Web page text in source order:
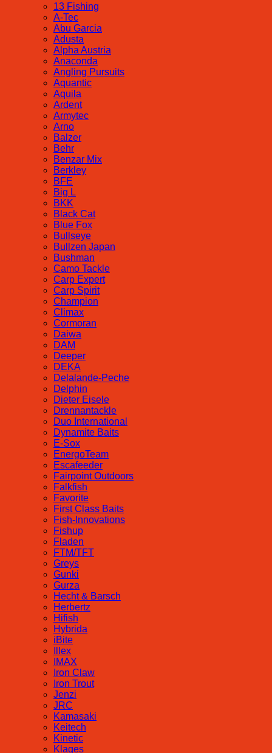
13 Fishing
A-Tec
Abu Garcia
Adusta
Alpha Austria
Anaconda
Angling Pursuits
Aquantic
Aquila
Ardent
Armytec
Arno
Balzer
Behr
Benzar Mix
Berkley
BFE
Big L
BKK
Black Cat
Blue Fox
Bullseye
Bullzen Japan
Bushman
Camo Tackle
Carp Expert
Carp Spirit
Champion
Climax
Cormoran
Daiwa
DAM
Deeper
DEKA
Delalande-Peche
Delphin
Dieter Eisele
Drennantackle
Duo International
Dynamite Baits
E-Sox
EnergoTeam
Escafeeder
Fairpoint Outdoors
Falkfish
Favorite
First Class Baits
Fish-Innovations
Fishup
Fladen
FTM/TFT
Greys
Gunki
Gurza
Hecht & Barsch
Herbertz
Hifish
Hybrida
iBite
Illex
IMAX
Iron Claw
Iron Trout
Jenzi
JRC
Kamasaki
Keitech
Kinetic
Klages